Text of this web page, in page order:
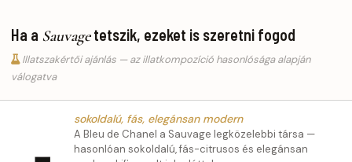
Ha a Sauvagetetszik, ezeket is szeretni fogod
Illatszakértői ajánlás — az illatkompozíció hasonlósága alapján
válogatva
sokoldalú, fás, elegánsan modern
A Bleu de Chanel a Sauvage legközelebbi társa —
hasonlóan sokoldalú, fás-citrusos és elegánsan